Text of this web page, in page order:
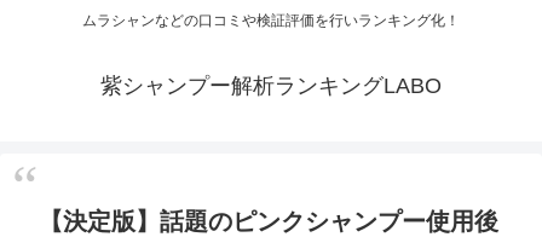
ムラシャンなどの口コミや検証評価を行いランキング化！
紫シャンプー解析ランキングLABO
【決定版】話題のピンクシャンプー使用後